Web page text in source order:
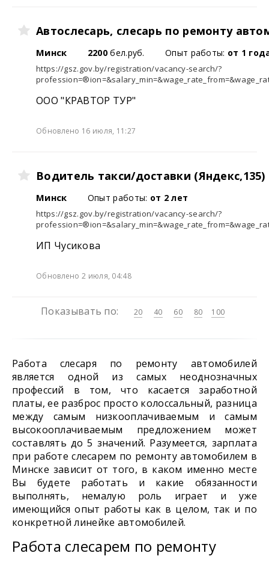
Автослесарь, слесарь по ремонту
Минск 2200 бел.руб. Опыт работы: от 1
https://gsz.gov.by/registration/vacancy-search/?
ООО "КРАВТОР ТУР"
Обновлено 16 июля, 11:27
Водитель такси/доставки (Яндекс,135)
Минск Опыт работы: от 2 лет
https://gsz.gov.by/registration/vacancy-search/?
ИП Чусикова
Обновлено 2 июля, 04:48
Показывать по: 20 40 60 80 100
Работа слесаря по ремонту автомобилей
является одной из самых неоднозначных
профессий в том, что касается заработной
платы, ее разброс просто колоссальный, разница
между самым низкооплачиваемым и самым
высокооплачиваемым предложением может
составлять до 5 значений. Разумеется, зарплата
при работе слесарем по ремонту автомобилем в
Минске зависит от того, в каком именно месте
Вы будете работать и какие обязанности
выполнять, немалую роль играет и уже
имеющийся опыт работы как в целом, так и по
конкретной линейке автомобилей.
Работа слесарем по ремонту